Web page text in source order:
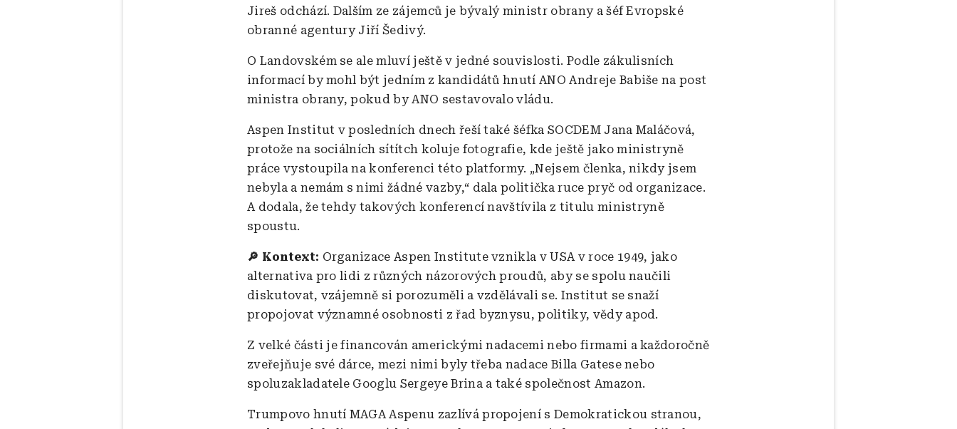
Jireš odchází. Dalším ze zájemců je bývalý ministr obrany a šéf Evropské
obranné agentury Jiří Šedivý.
O Landovském se ale mluví ještě v jedné souvislosti. Podle zákulisních
informací by mohl být jedním z kandidátů hnutí ANO Andreje Babiše na post
ministra obrany, pokud by ANO sestavovalo vládu.
Aspen Institut v posledních dnech řeší také šéfka SOCDEM Jana Maláčová,
protože na sociálních sítítch koluje fotografie, kde ještě jako ministryně
práce vystoupila na konferenci této platformy. „Nejsem členka, nikdy jsem
nebyla a nemám s nimi žádné vazby,“ dala politička ruce pryč od organizace.
A dodala, že tehdy takových konferencí navštívila z titulu ministryně
spoustu.
🔎 Kontext: Organizace Aspen Institute vznikla v USA v roce 1949, jako
alternativa pro lidi z různých názorových proudů, aby se spolu naučili
diskutovat, vzájemně si porozuměli a vzdělávali se. Institut se snaží
propojovat významné osobnosti z řad byznysu, politiky, vědy apod.
Z velké části je financován americkými nadacemi nebo firmami a každoročně
zveřejňuje své dárce, mezi nimi byly třeba nadace Billa Gatese nebo
spoluzakladatele Googlu Sergeye Brina a také společnost Amazon.
Trumpovo hnutí MAGA Aspenu zazlívá propojení s Demokratickou stranou,